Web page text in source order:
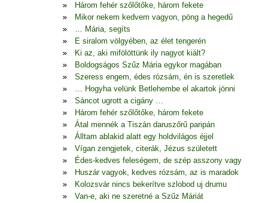
Három fehér szőlőtőke, három fekete
Mikor nekem kedvem vagyon, pöng a hegedű
… Mária, segíts
E siralom völgyében, az élet tengerén
Ki az, aki mifölöttünk ily nagyot kiált?
Boldogságos Szűz Mária egykor magában
Szeress engem, édes rózsám, én is szeretlek
… Hogyha velünk Betlehembe el akartok jönni
Sáncot ugrott a cigány …
Három fehér szőlőtőke, három fekete
Átal mennék a Tiszán daruszőrű paripán
Álltam ablakid alatt egy holdvilágos éjjel
Vígan zengjetek, citerák, Jézus született
Édes-kedves feleségem, de szép asszony vagy
Huszár vagyok, kedves rózsám, az is maradok
Kolozsvár nincs bekerítve szlobod uj drumu
Van-e, aki ne szeretné a Szűz Máriát